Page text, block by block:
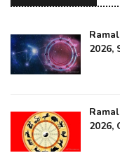
2026,
2026,